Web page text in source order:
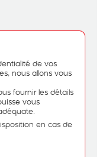
de vos
nous allons vous
fournir les détails
vous
en cas de